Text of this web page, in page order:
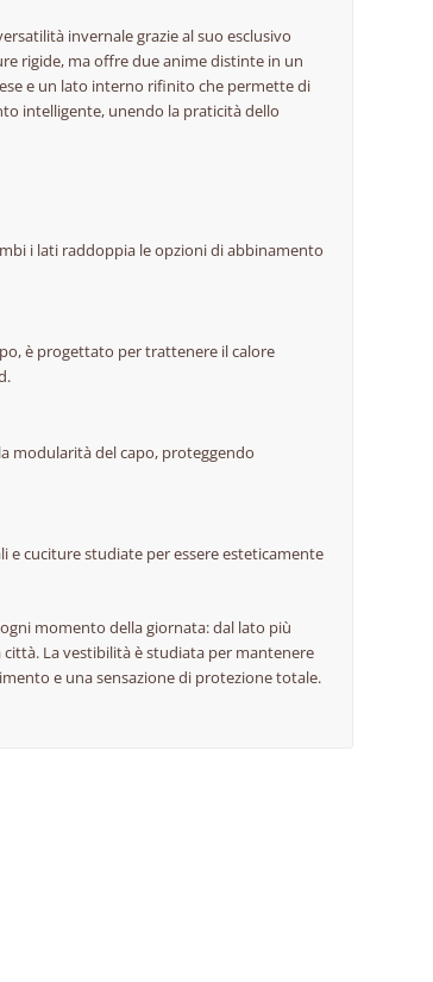
invernale grazie al suo esclusivo
rigide, ma offre due anime distinte in un
e un lato interno rifinito che permette di
intelligente, unendo la praticità dello
i lati raddoppia le opzioni di abbinamento
è progettato per trattenere il calore
modularità del capo, proteggendo
e cuciture studiate per essere esteticamente
momento della giornata: dal lato più
La vestibilità è studiata per mantenere
e una sensazione di protezione totale.